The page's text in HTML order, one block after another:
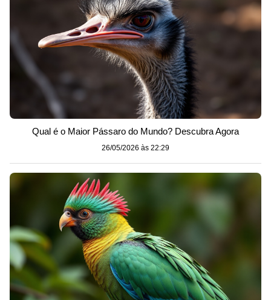
Qual é o Maior Pássaro do Mundo? Descubra Agora
26/05/2026 às 22:29